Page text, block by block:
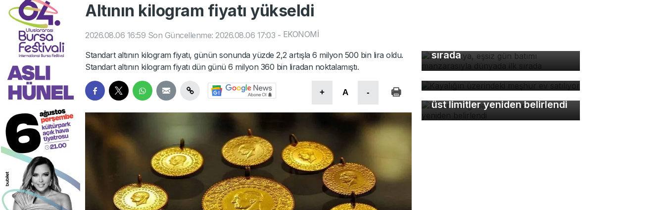
Altının kilogram fiyatı yükseldi
2026.08.06 16:59 Son Güncellenme: 2026.08.06 17:03 - EKONOMİ
Standart altının kilogram fiyatı, günün sonunda yüzde 2,2 artışla 6 milyon 500 bin lira oldu.
Standart altının kilogram fiyatı dün günü 6 milyon 360 bin liradan noktalamıştı.
+ A -
sırada
Kayalığın üzerindeki meşhur
ev satılıyor
Balon balığı desteklerinde
üst limitler yeniden belirlendi